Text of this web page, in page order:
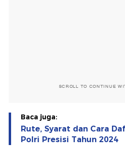
SCROLL TO CONTINUE
Baca juga:
Rute, Syarat dan Cara
Polri Presisi Tahun 2024